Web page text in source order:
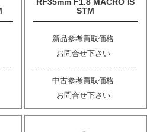
STM
新品参考買取価格
お問合せ下さい
中古参考買取価格
お問合せ下さい